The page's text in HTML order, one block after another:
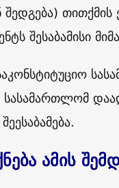
შედგება)
შესაბამისი
სასამართლომ
ამის